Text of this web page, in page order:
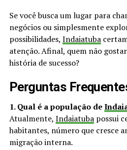
Se você busca um lugar para
negócios ou simplesmente
possibilidades, Indaiatuba
atenção. Afinal, quem não
história de sucesso?
Perguntas
1. Qual é a população de
Atualmente, Indaiatubapossui
habitantes, número que cresce
migração interna.